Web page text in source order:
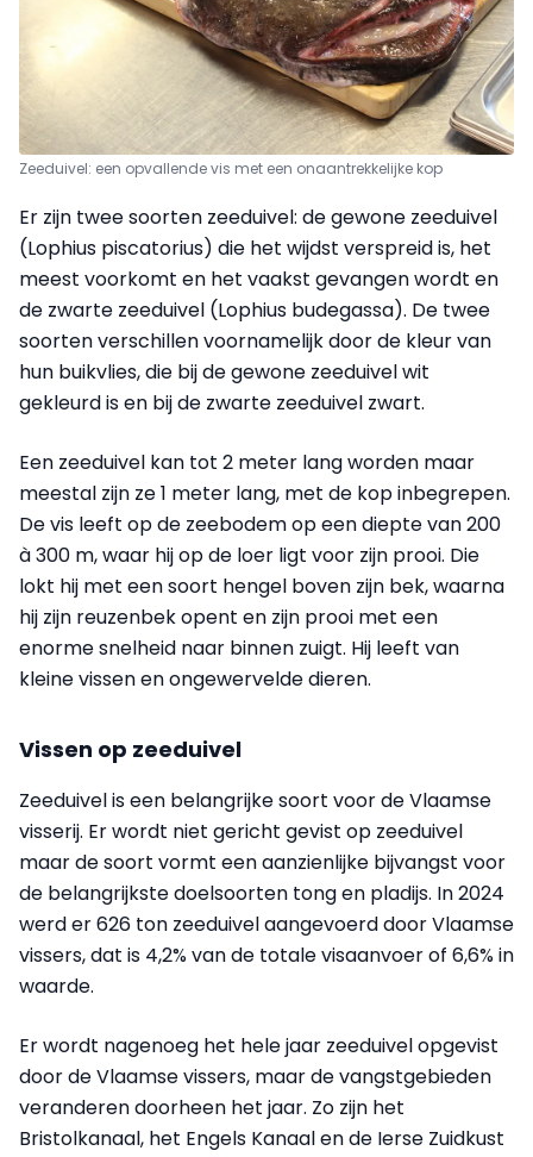
Zeeduivel: een opvallende vis met een onaantrekkelijke kop
Er zijn twee soorten zeeduivel: de gewone zeeduivel
(Lophius piscatorius) die het wijdst verspreid is, het
meest voorkomt en het vaakst gevangen wordt en
de zwarte zeeduivel (Lophius budegassa). De twee
soorten verschillen voornamelijk door de kleur van
hun buikvlies, die bij de gewone zeeduivel wit
gekleurd is en bij de zwarte zeeduivel zwart.
Een zeeduivel kan tot 2 meter lang worden maar
meestal zijn ze 1 meter lang, met de kop inbegrepen.
De vis leeft op de zeebodem op een diepte van 200
à 300 m, waar hij op de loer ligt voor zijn prooi. Die
lokt hij met een soort hengel boven zijn bek, waarna
hij zijn reuzenbek opent en zijn prooi met een
enorme snelheid naar binnen zuigt. Hij leeft van
kleine vissen en ongewervelde dieren.
Vissen op zeeduivel
Zeeduivel is een belangrijke soort voor de Vlaamse
visserij. Er wordt niet gericht gevist op zeeduivel
maar de soort vormt een aanzienlijke bijvangst voor
de belangrijkste doelsoorten tong en pladijs. In 2024
werd er 626 ton zeeduivel aangevoerd door Vlaamse
vissers, dat is 4,2% van de totale visaanvoer of 6,6% in
waarde.
Er wordt nagenoeg het hele jaar zeeduivel opgevist
door de Vlaamse vissers, maar de vangstgebieden
veranderen doorheen het jaar. Zo zijn het
Bristolkanaal, het Engels Kanaal en de Ierse Zuidkust